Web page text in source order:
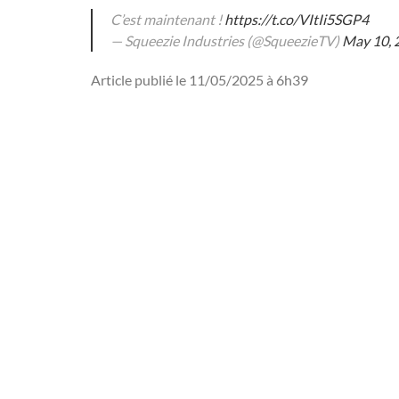
C’est maintenant !https://t.co/VItIi5SGP4
— Squeezie Industries (@SqueezieTV)May 10,
Article publié le 11/05/2025 à 6h39